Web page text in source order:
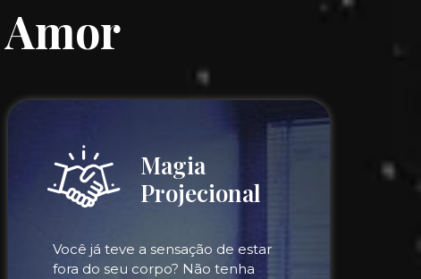
Magia
Projecional
Você já teve a sensação de estar
fora do seu corpo? Não tenha